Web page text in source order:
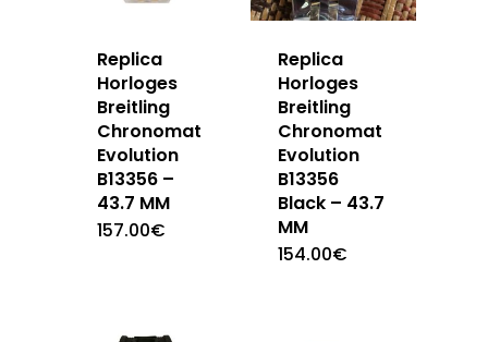
Replica
Horloges
Breitling
Chronomat
Evolution
B13356 –
43.7 MM
157.00€
Replica
Horloges
Breitling
Chronomat
Evolution
B13356
Black – 43.7
MM
154.00€